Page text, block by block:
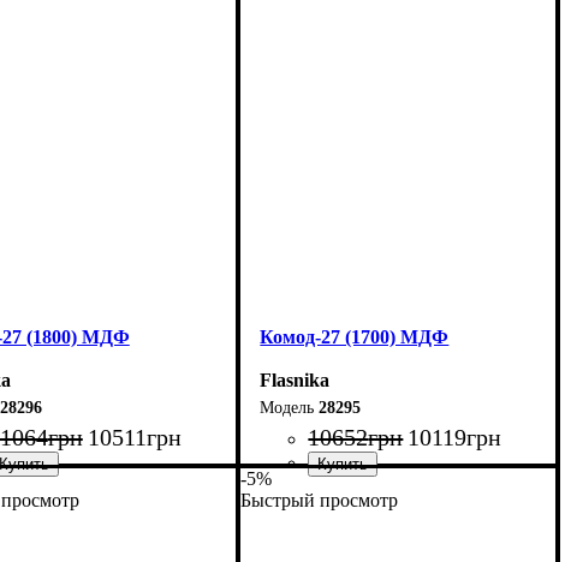
(1800) МДФ
28296
грн 10511грн
Комод-27 (1700) МДФ
Flasnika
28295
10652грн 10119грн
-5%
Быстрый просмотр